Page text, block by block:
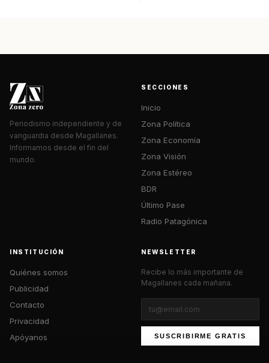
Periodismo independiente y de
vanguardia desde Magallanes.
Informamos desde el fin del
mundo.
SECCIONES
Inicio
Zona Política
Zona Economía
Zona Visión
Zona Estéreo
BDR
Último Pase
Radio Patagónica
INSTITUCIÓN
Quiénes somos
Publicidad
Contacto
Privacidad
Apóyanos
NEWSLETTER
Recibe lo más importante de
Magallanes cada mañana.
SUSCRIBIRME GRATIS